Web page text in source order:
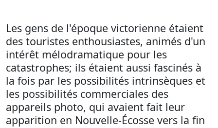
Les gens de l'époque victorienne étaient
des touristes enthousiastes, animés d'un
intérêt mélodramatique pour les
catastrophes; ils étaient aussi fascinés à
la fois par les possibilités intrinsèques et
les possibilités commerciales des
appareils photo, qui avaient fait leur
apparition en Nouvelle-Écosse vers la fin